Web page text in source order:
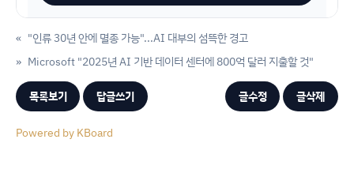
« "인류 30년 안에 멸종 가능"...AI 대부의 섬뜩한 경고
Microsoft "2025년 AI 기반 데이터 센터에 800억 달러 지출할 것"
»
목록보기 답글쓰기 글수정 글삭제
Powered by KBoard